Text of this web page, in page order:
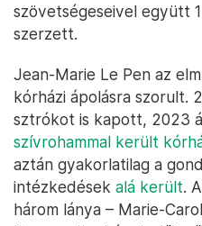
szövetségeseivel együtt
szerzett.
Jean-Marie Le Pen az
kórházi ápolásra szorult.
sztrókot is kapott, 2023
szívrohammal került
aztán gyakorlatilag a
intézkedések alá került.
három lánya – Marie-